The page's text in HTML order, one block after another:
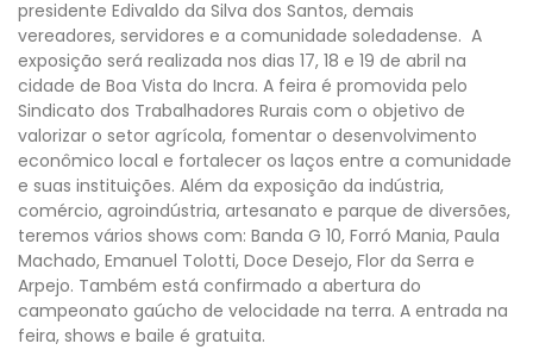
presidente Edivaldo da Silva dos Santos, demais
vereadores, servidores e a comunidade soledadense. A
exposição será realizada nos dias 17, 18 e 19 de abril na
cidade de Boa Vista do Incra. A feira é promovida pelo
Sindicato dos Trabalhadores Rurais com o objetivo de
valorizar o setor agrícola, fomentar o desenvolvimento
econômico local e fortalecer os laços entre a comunidade
e suas instituições. Além da exposição da indústria,
comércio, agroindústria, artesanato e parque de diversões,
teremos vários shows com: Banda G 10, Forró Mania, Paula
Machado, Emanuel Tolotti, Doce Desejo, Flor da Serra e
Arpejo. Também está confirmado a abertura do
campeonato gaúcho de velocidade na terra. A entrada na
feira, shows e baile é gratuita.